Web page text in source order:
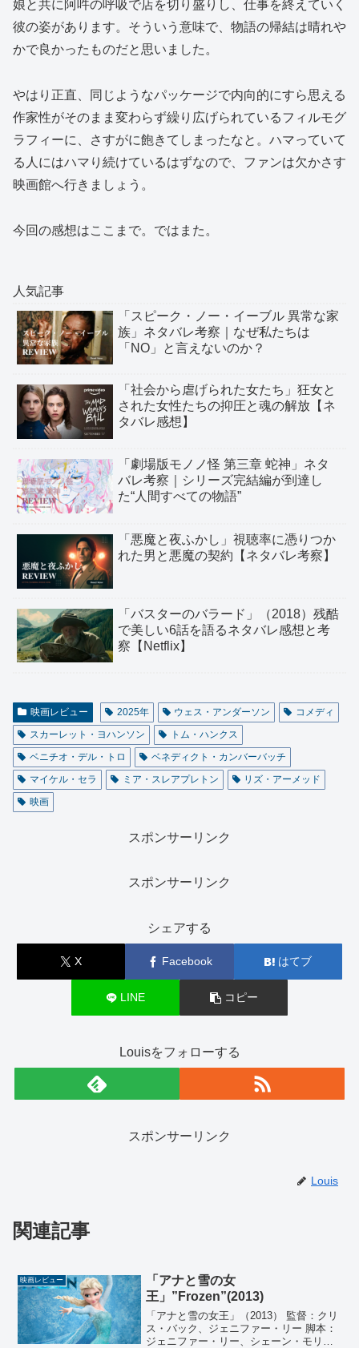
娘と共に阿吽の呼吸で店を切り盛りし、仕事を終えていく
彼の姿があります。そういう意味で、物語の帰結は晴れや
かで良かったものだと思いました。
やはり正直、同じようなパッケージで内向的にすら思える
作家性がそのまま変わらず繰り広げられているフィルモグ
ラフィーに、さすがに飽きてしまったなと。ハマっていて
る人にはハマり続けているはずなので、ファンは欠かさす
映画館へ行きましょう。
今回の感想はここまで。ではまた。
人気記事
「スピーク・ノー・イーブル 異常な家
族」ネタバレ考察｜なぜ私たちは
「NO」と言えないのか？
「社会から虐げられた女たち」狂女と
された女性たちの抑圧と魂の解放【ネ
タバレ感想】
「劇場版モノノ怪 第三章 蛇神」ネタ
バレ考察｜シリーズ完結編が到達し
た“人間すべての物語”
「悪魔と夜ふかし」視聴率に憑りつか
れた男と悪魔の契約【ネタバレ考察】
「バスターのバラード」（2018）残酷
で美しい6話を語るネタバレ感想と考
察【Netflix】
映画レビュー 2025年 ウェス・アンダーソン
コメディ
スカーレット・ヨハンソン
トム・ハンクス
ベニチオ・デル・トロ
ベネディクト・カンバーバッチ
マイケル・セラ
ミア・スレアプレトン
リズ・アーメッド
映画
スポンサーリンク
スポンサーリンク
シェアする
X Facebook はてブ
LINE コピー
Louisをフォローする
スポンサーリンク
Louis
関連記事
映画レビュー
「アナと雪の女
王」”Frozen”(2013)
「アナと雪の女王」（2013） 監督：クリ
ス・バック、ジェニファー・リー 脚本：
ジェニファー・リー、シェーン・モリス